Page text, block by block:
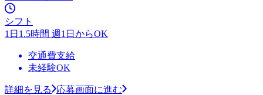
シフト
1日1.5時間 週1日からOK
交通費支給
未経験OK
詳細を見る
応募画面に進む